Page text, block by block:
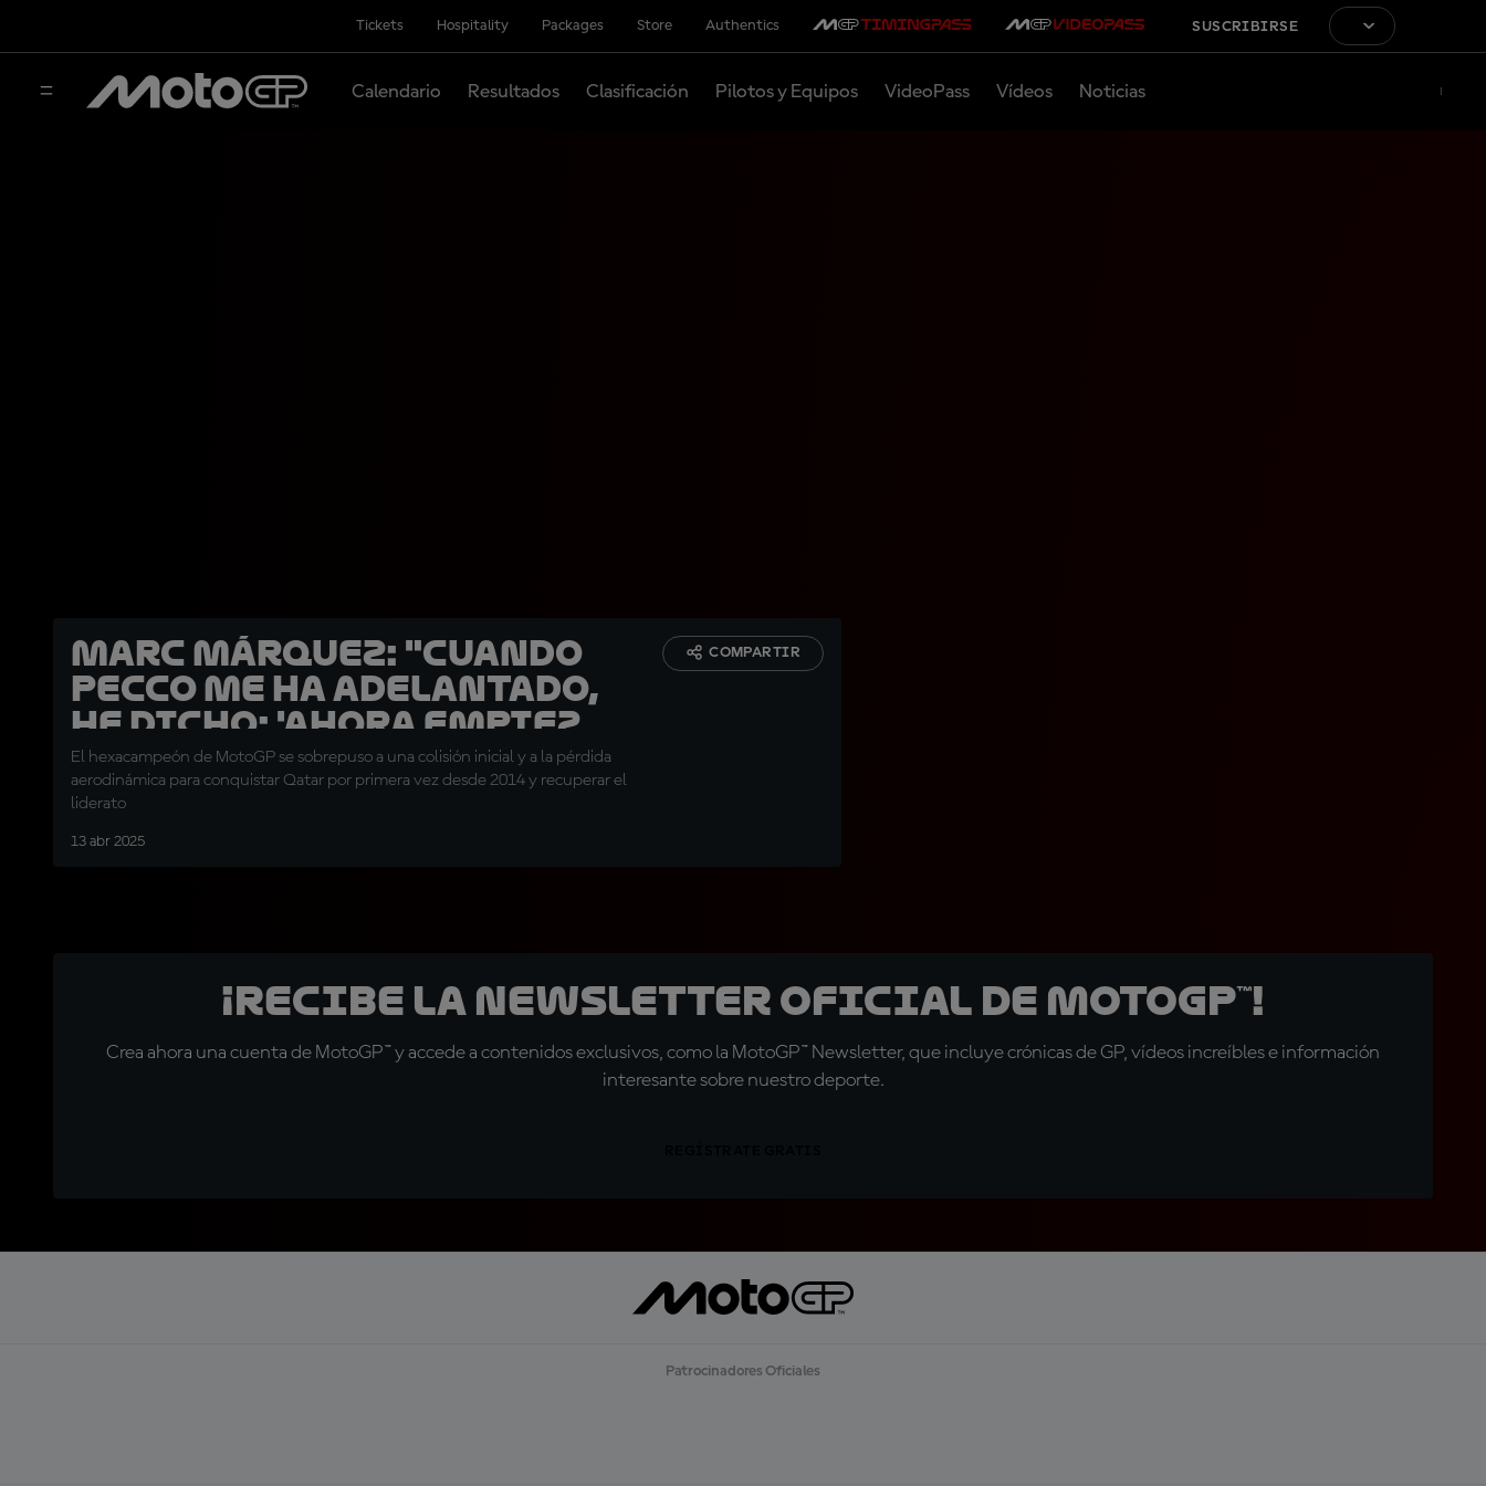
Tickets Hospitality Packages Store Authentics SUSCRIBIRSE
Calendario Resultados Clasificación Pilotos y Equipos VideoPass Vídeos Noticias
Marc Márquez: "Cuando
Pecco me ha adelantado,
he dicho: 'ahora empieza
la carrera'"
El hexacampeón de MotoGP se sobrepuso a una colisión inicial y a la pérdida
aerodinámica para conquistar Qatar por primera vez desde 2014 y recuperar el
liderato
13 abr 2025
COMPARTIR
¡Recibe la Newsletter oficial de MotoGP™!
Crea ahora una cuenta de MotoGP™ y accede a contenidos exclusivos, como la MotoGP™ Newsletter, que incluye crónicas de GP, vídeos increíbles e información
interesante sobre nuestro deporte.
Patrocinadores Oficiales